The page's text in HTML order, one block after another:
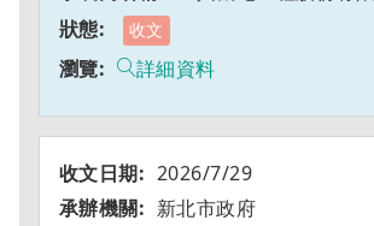
收文
詳細資料
2026/7/29
新北市政府